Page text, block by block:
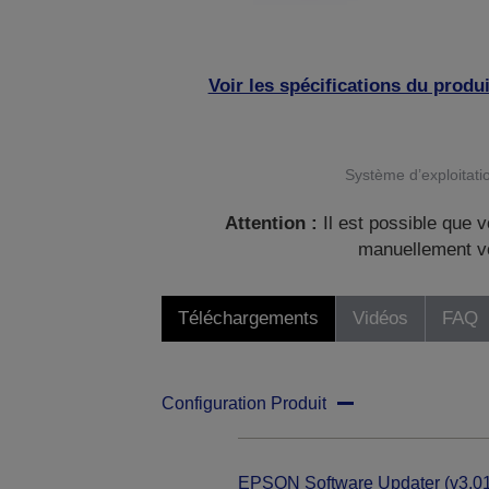
Voir les spécifications du
Système
Attention :
Il est possible que
manuellement
Téléchargements Vidéos FAQ
Configuration Produit
EPSON Software Updater